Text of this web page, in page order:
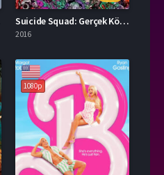
Suicide Squad: Gerçek Kötüler Full İzle Türkçe Dublaj
2016
1080p